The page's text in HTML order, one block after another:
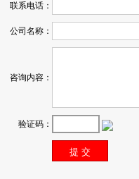
联系电话：
公司名称：
咨询内容：
验证码：